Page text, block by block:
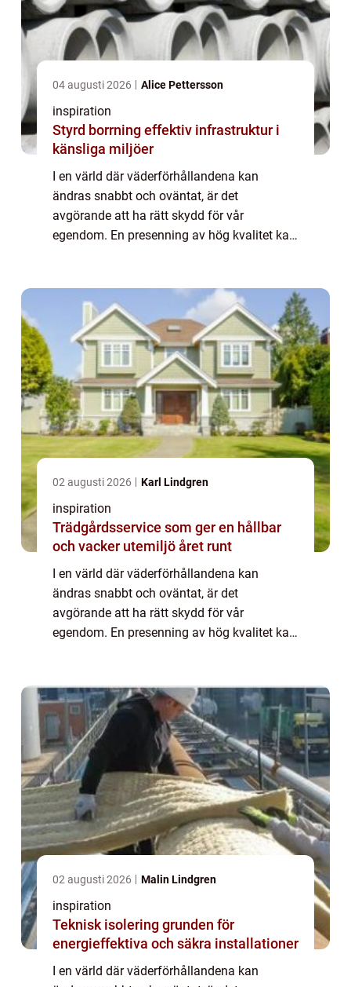
04 augusti 2026 Alice Pettersson
inspiration
Styrd borrning effektiv infrastruktur i
känsliga miljöer
I en värld där väderförhållandena kan
ändras snabbt och oväntat, är det
avgörande att ha rätt skydd för vår
egendom. En presenning av hög kvalitet kan
02 augusti 2026 Karl Lindgren
inspiration
Trädgårdsservice som ger en hållbar
och vacker utemiljö året runt
I en värld där väderförhållandena kan
ändras snabbt och oväntat, är det
avgörande att ha rätt skydd för vår
egendom. En presenning av hög kvalitet kan
02 augusti 2026 Malin Lindgren
inspiration
Teknisk isolering grunden för
energieffektiva och säkra installationer
I en värld där väderförhållandena kan